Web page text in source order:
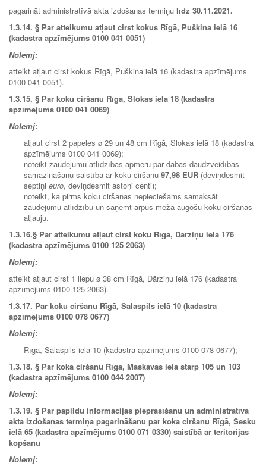
pagarināt administratīvā akta izdošanas termiņu līdz 30.11.2021.
1.3.14. § Par atteikumu atļaut cirst kokus Rīgā, Puškina ielā 16
(kadastra apzīmējums 0100 041 0051)
Nolemj:
atteikt atļaut cirst kokus Rīgā, Puškina ielā 16 (kadastra apzīmējums
0100 041 0051).
1.3.15. § Par koku ciršanu Rīgā, Slokas ielā 18 (kadastra
apzīmējums 0100 041 0069)
Nolemj:
atļaut cirst 2 papeles ø 29 un 48 cm Rīgā, Slokas ielā 18 (kadastra
apzīmējums 0100 041 0069);
noteikt zaudējumu atlīdzības apmēru par dabas daudzveidības
samazināšanu saistībā ar koku ciršanu 97,98 EUR (deviņdesmit
septiņi euro, deviņdesmit astoņi centi);
noteikt, ka pirms koku ciršanas nepieciešams samaksāt
zaudējumu atlīdzību un saņemt ārpus meža augošu koku ciršanas
atļauju.
1.3.16.§ Par atteikumu atļaut cirst koku Rīgā, Dārziņu ielā 176
(kadastra apzīmējums 0100 125 2063)
Nolemj:
atteikt atļaut cirst 1 liepu ø 38 cm Rīgā, Dārziņu ielā 176 (kadastra
apzīmējums 0100 125 2063).
1.3.17. Par koku ciršanu Rīgā, Salaspils ielā 10 (kadastra
apzīmējums 0100 078 0677)
Nolemj:
Rīgā, Salaspils ielā 10 (kadastra apzīmējums 0100 078 0677);
1.3.18. § Par koka ciršanu Rīgā, Maskavas ielā starp 105 un 103
(kadastra apzīmējums 0100 044 2007)
Nolemj:
1.3.19. § Par papildu informācijas pieprasīšanu un administratīvā
akta izdošanas termiņa pagarināšanu par koka ciršanu Rīgā, Sesku
ielā 65 (kadastra apzīmējums 0100 071 0330) saistībā ar teritorijas
kopšanu
Nolemj: